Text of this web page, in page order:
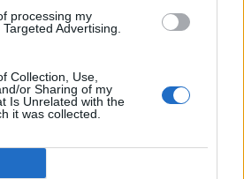
processing my
Advertising.
Collection, Use,
or Sharing of my
Is Unrelated with the
it was collected.